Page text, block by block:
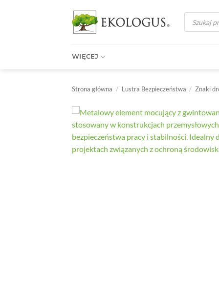
produktów
WIĘCEJ
Strona główna / Lustra Bezpieczeństwa / Znaki